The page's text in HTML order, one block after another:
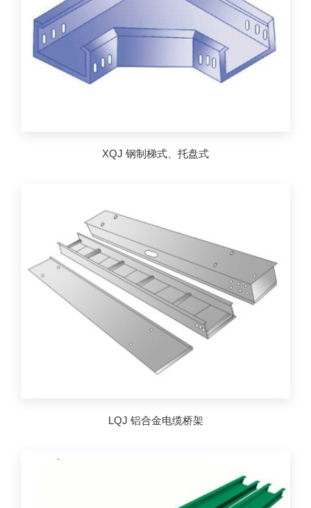
XQJ 钢制梯式、托盘式
LQJ 铝合金电缆桥架